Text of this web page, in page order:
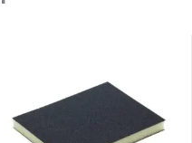
98*123*13mm